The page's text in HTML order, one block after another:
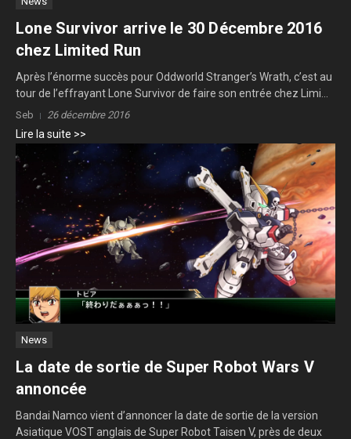
Lone Survivor arrive le 30 Décembre 2016
chez Limited Run
Après l’énorme succès pour Oddworld Stranger’s Wrath, c’est au
tour de l’effrayant Lone Survivor de faire son entrée chez Limi...
Seb 26 décembre 2016
Lire la suite >>
News
La date de sortie de Super Robot Wars V
annoncée
Bandai Namco vient d’annoncer la date de sortie de la version
Asiatique VOST anglais de Super Robot Taisen V, près de deux